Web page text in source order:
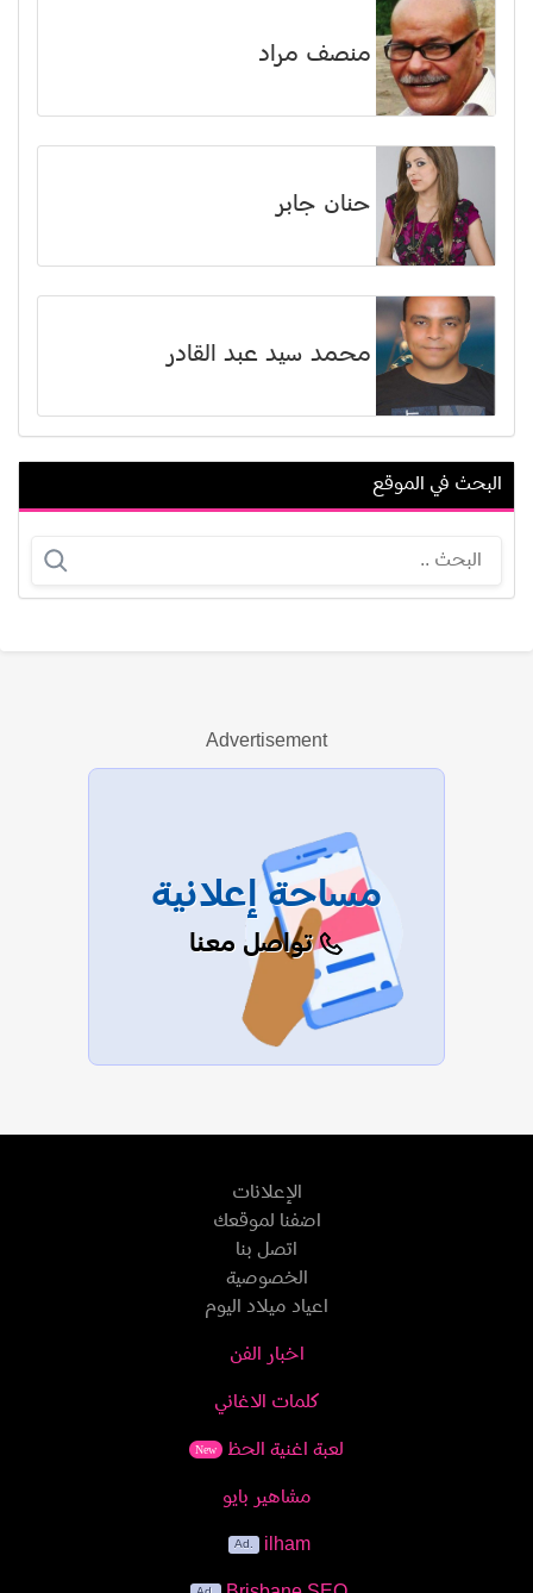
منصف مراد
حنان جابر
محمد سيد عبد القادر
رشيد الضعيف
عرض الكل
البحث في الموقع
Advertisement
مساحة إعلانية
تواصل معنا
الإعلانات
اضفنا لموقعك
اتصل بنا
الخصوصية
اعياد ميلاد اليوم
اخبار الفن
كلمات الاغاني
لعبة اغنية الحظ New
مشاهير بايو
ilham